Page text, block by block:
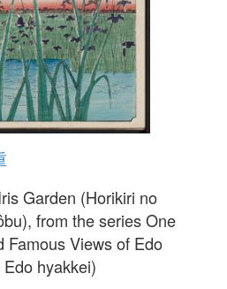
Garden (Horikiri no
from the series One
Famous Views of Edo
hyakkei)